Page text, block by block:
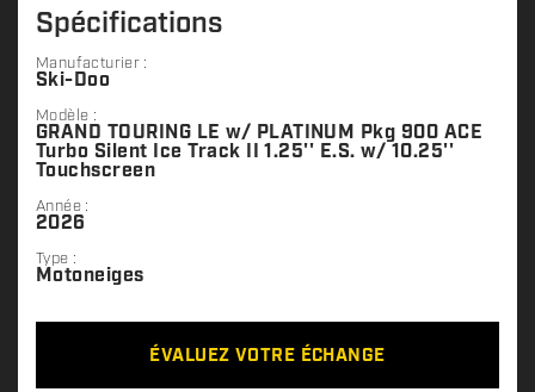
Spécifications
Manufacturier :
Ski-Doo
Modèle :
GRAND TOURING LE w/ PLATINUM Pkg 900 ACE
Turbo Silent Ice Track II 1.25'' E.S. w/ 10.25''
Touchscreen
Année :
2026
Type :
Motoneiges
ÉVALUEZ VOTRE ÉCHANGE